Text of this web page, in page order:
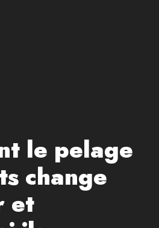
le pelage
change
et